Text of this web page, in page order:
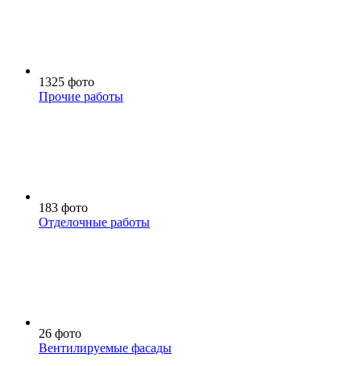
1325 фото
Прочие работы
183 фото
Отделочные работы
26 фото
Вентилируемые фасады